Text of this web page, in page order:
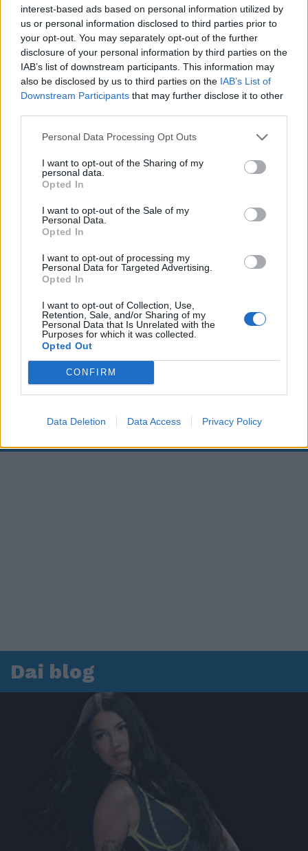
interest-based ads based on personal information utilized by
us or personal information disclosed to third parties prior to
your opt-out. You may separately opt-out of the further
disclosure of your personal information by third parties on the
IAB’s list of downstream participants. This information may
also be disclosed by us to third parties on the IAB’s List of
Downstream Participants that may further disclose it to other
Personal Data Processing Opt Outs
I want to opt-out of the Sharing of my
personal data.
Opted In
I want to opt-out of the Sale of my
Personal Data.
Opted In
I want to opt-out of processing my
Personal Data for Targeted Advertising.
Opted In
I want to opt-out of Collection, Use,
Retention, Sale, and/or Sharing of my
Personal Data that Is Unrelated with the
Purposes for which it was collected.
Opted Out
CONFIRM
Data Deletion Data Access Privacy Policy
00:00 01:16
Leonardo Maria Del Vecchio dall'ex compagna
in ospedale. Le dichiarazioni ai giornalisti
Dai blog